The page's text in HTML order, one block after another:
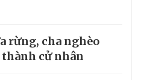
rừng, cha nghèo
thành cử nhân